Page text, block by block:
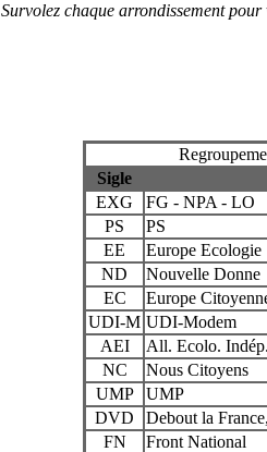
Survolez chaque arrondissement
Sigle
EXG
FG - NPA - LO
PS
PS
EE
Europe Ecologie
ND
Nouvelle Donne
EC
Europe
UDI-M UDI-Modem
AEI
All. Ecolo. Indép.
NC
Nous Citoyens
UMP
UMP
DVD
Debout la
FN
Front National